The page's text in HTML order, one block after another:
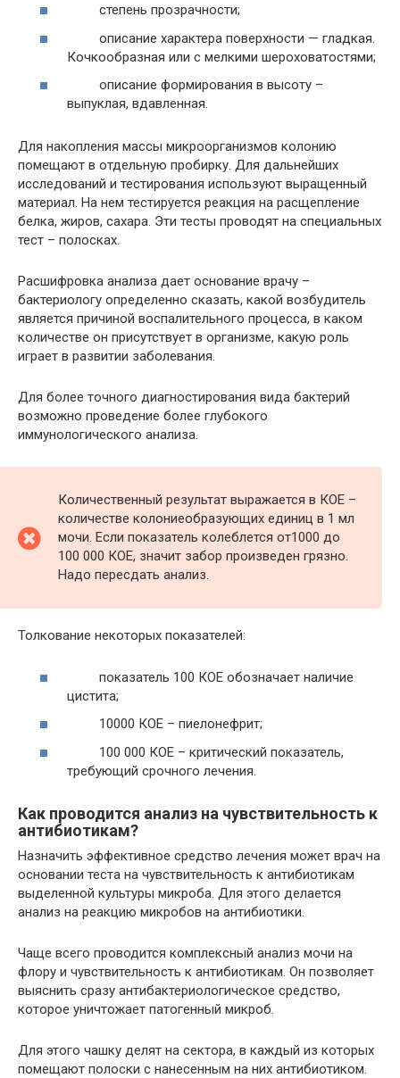
степень прозрачности;
описание характера поверхности — гладкая.
Кочкообразная или с мелкими шероховатостями;
описание формирования в высоту –
выпуклая, вдавленная.
Для накопления массы микроорганизмов колонию
помещают в отдельную пробирку. Для дальнейших
исследований и тестирования используют выращенный
материал. На нем тестируется реакция на расщепление
белка, жиров, сахара. Эти тесты проводят на специальных
тест – полосках.
Расшифровка анализа дает основание врачу –
бактериологу определенно сказать, какой возбудитель
является причиной воспалительного процесса, в каком
количестве он присутствует в организме, какую роль
играет в развитии заболевания.
Для более точного диагностирования вида бактерий
возможно проведение более глубокого
иммунологического анализа.
Количественный результат выражается в КОЕ –
количестве колониеобразующих единиц в 1 мл
мочи. Если показатель колеблется от1000 до
100 000 КОЕ, значит забор произведен грязно.
Надо пересдать анализ.
Толкование некоторых показателей:
показатель 100 КОЕ обозначает наличие
цистита;
10000 КОЕ – пиелонефрит;
100 000 КОЕ – критический показатель,
требующий срочного лечения.
Как проводится анализ на чувствительность к
антибиотикам?
Назначить эффективное средство лечения может врач на
основании теста на чувствительность к антибиотикам
выделенной культуры микроба. Для этого делается
анализ на реакцию микробов на антибиотики.
Чаще всего проводится комплексный анализ мочи на
флору и чувствительность к антибиотикам. Он позволяет
выяснить сразу антибактериологическое средство,
которое уничтожает патогенный микроб.
Для этого чашку делят на сектора, в каждый из которых
помещают полоски с нанесенным на них антибиотиком.